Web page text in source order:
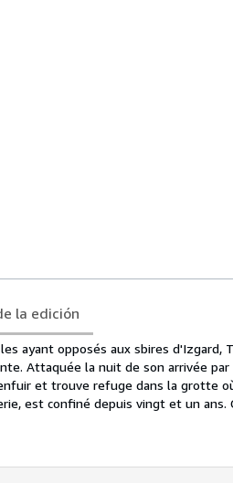
la edición
ayant opposés aux sbires d'Izgard,
Attaquée la nuit de son arrivée
et trouve refuge dans la grotte
est confiné depuis vingt et un ans.